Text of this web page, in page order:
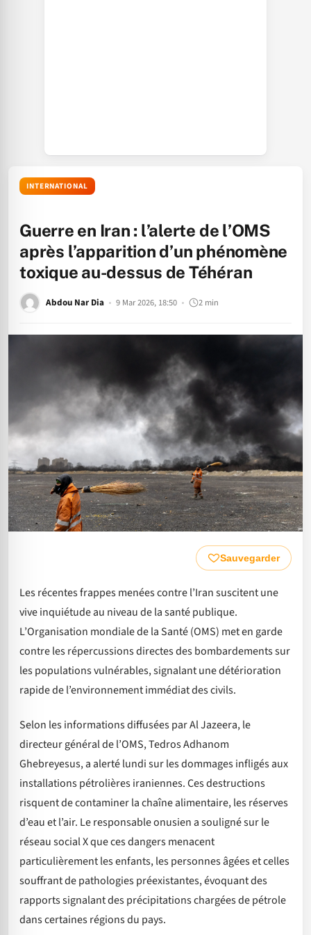
INTERNATIONAL
Guerre en Iran : l’alerte de l’OMS
après l’apparition d’un phénomène
toxique au-dessus de Téhéran
Abdou Nar Dia 9 Mar 2026, 18:50 2 min
Sauvegarder
Les récentes frappes menées contre l’Iran suscitent une
vive inquiétude au niveau de la santé publique.
L’Organisation mondiale de la Santé (OMS) met en garde
contre les répercussions directes des bombardements sur
les populations vulnérables, signalant une détérioration
rapide de l’environnement immédiat des civils.
Selon les informations diffusées par Al Jazeera, le
directeur général de l’OMS, Tedros Adhanom
Ghebreyesus, a alerté lundi sur les dommages infligés aux
installations pétrolières iraniennes. Ces destructions
risquent de contaminer la chaîne alimentaire, les réserves
d’eau et l’air. Le responsable onusien a souligné sur le
réseau social X que ces dangers menacent
particulièrement les enfants, les personnes âgées et celles
souffrant de pathologies préexistantes, évoquant des
rapports signalant des précipitations chargées de pétrole
dans certaines régions du pays.